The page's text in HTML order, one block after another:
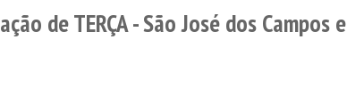
de TERÇA - São José dos Campos e